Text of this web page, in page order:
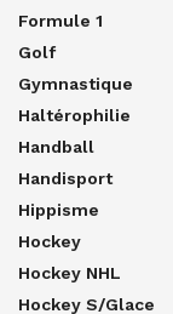
Formule 1
Golf
Gymnastique
Haltérophilie
Handball
Handisport
Hippisme
Hockey
Hockey NHL
Hockey S/glace